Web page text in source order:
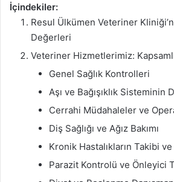
İçindekiler:
Resul Ülkümen Veteriner
Değerleri
Veteriner Hizmetlerimiz:
Genel Sağlık Kontrolleri
Aşı ve Bağışıklık Sisteminin
Cerrahi Müdahaleler ve
Diş Sağlığı ve Ağız Bakımı
Kronik Hastalıkların Takibi
Parazit Kontrolü ve Önleyici